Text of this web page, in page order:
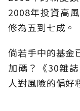
2008年投資高
修為五到七成。
倘若手中的基金
加碼？《30雜
人對風險的偏好